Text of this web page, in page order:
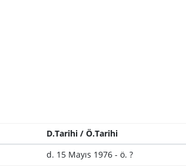
D.Tarihi / Ö.Tarihi
d. 15 Mayıs 1976 - ö. ?